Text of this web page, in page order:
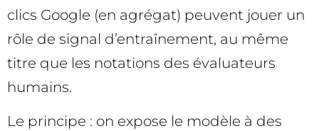
clics Google (en agrégat) peuvent jouer un
rôle de signal d’entraînement, au même
titre que les notations des évaluateurs
humains.
Le principe : on expose le modèle à des